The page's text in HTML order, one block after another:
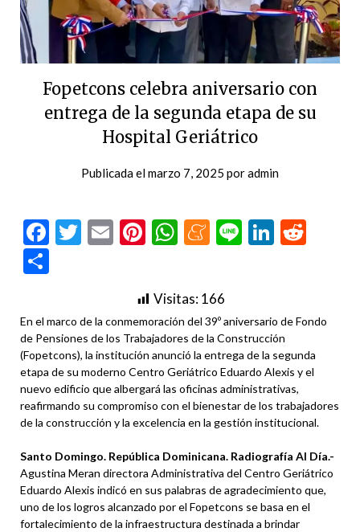
Fopetcons celebra aniversario con
entrega de la segunda etapa de su
Hospital Geriátrico
Publicada elmarzo 7, 2025 poradmin
Facebook
Twitter
EmailPinterest
WhatsApp
Meneame
Line
Visitas:166
En el marco de la conmemoración del 39º aniversario de Fondo
de Pensiones de los Trabajadores de la Construcción
(Fopetcons), la institución anunció la entrega de la segunda
etapa de su moderno Centro Geriátrico Eduardo Alexis y el
nuevo edificio que albergará las oficinas administrativas,
reafirmando su compromiso con el bienestar de los trabajadores
de la construcción y la excelencia en la gestión institucional.
Santo Domingo. República Dominicana. Radiografía Al Día.-
Agustina Meran directora Administrativa del Centro Geriátrico
Eduardo Alexis indicó en sus palabras de agradecimiento que,
uno de los logros alcanzado por el Fopetcons se basa en el
fortalecimiento de la infraestructura destinada a brindar